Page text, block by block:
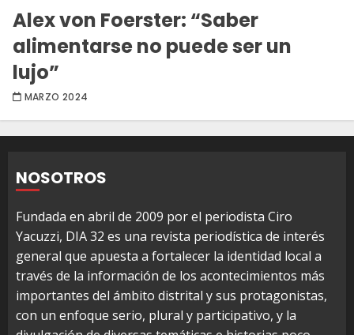
Alex von Foerster: “Saber
alimentarse no puede ser un
lujo”
MARZO 2024
NOSOTROS
Fundada en abril de 2009 por el periodista Ciro
Yacuzzi, DIA 32 es una revista periodística de interés
general que apuesta a fortalecer la identidad local a
través de la información de los acontecimientos más
importantes del ámbito distrital y sus protagonistas,
con un enfoque serio, plural y participativo, y la